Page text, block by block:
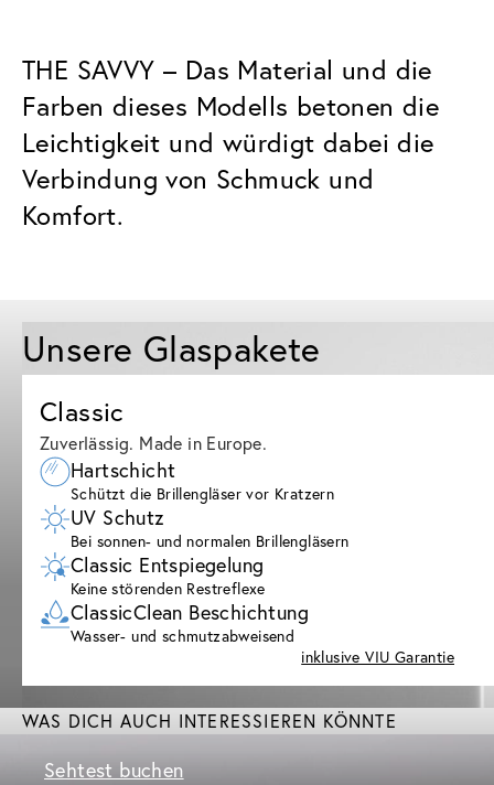
THE SAVVY – Das Material und die
Farben dieses Modells betonen die
Leichtigkeit und würdigt dabei die
Verbindung von Schmuck und
Komfort.
Unsere Glaspakete
Classic
Zuverlässig. Made in Europe.
Hartschicht
Schützt die Brillengläser vor Kratzern
UV Schutz
Bei sonnen- und normalen Brillengläsern
Classic Entspiegelung
Keine störenden Restreflexe
ClassicClean Beschichtung
Wasser- und schmutzabweisend
inklusive VIU Garantie
WAS DICH AUCH INTERESSIEREN KÖNNTE
Sehtest buchen